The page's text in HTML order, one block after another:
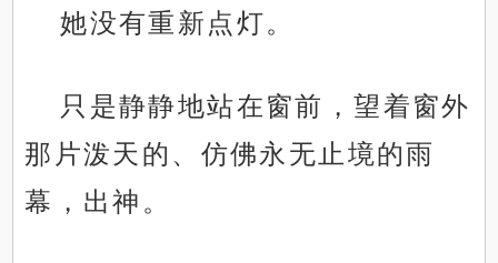
她没有重新点灯。
只是静静地站在窗前，望着窗外
那片泼天的、仿佛永无止境的雨
幕，出神。